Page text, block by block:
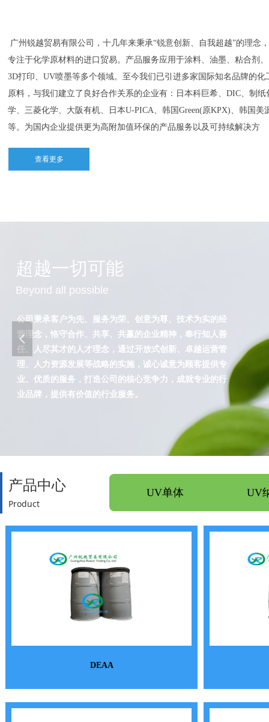
查看更多
广州锐越贸易有限公司，十几年来秉承“锐意创新、自我超越”的理念，
专注于化学原材料的进口贸易。产品服务应用于涂料、油墨、粘合剂、
3D打印、UV喷墨等多个领域。至今我们已引进多家国际知名品牌的化
原料，与我们建立了良好合作关系的企业有：日本科巨希、DIC、制纸
学、三菱化学、大阪有机、日本U-PICA、韩国Green(原KPX)、韩国美
等。为国内企业提供更为高附加值环保的产品服务以及可持续解决方
代理经销产品：）
DX-526P
3.制纸化学
814HS、350S等；
4.三菱丽阳 ： HEMA
5.美国伊士曼
醋酸丁酸纤维素：CAB-381-0.5、CAB-
2、CAB-381-20、CAB-551-0.2
ACMO®、DMAA® 、HEAA™、DEAA™是科
徵得科巨希化学股份有限公司之同意。
另外本公司还经销毕克化学BYK系列助剂和道康宁偶联剂。
广州锐越贸易有限公司 地址：广州市天河区沙太路268号八楼839
网址：www.gzruiyue.com E-mail：ruiyueco@163.com
公司秉承客户为先、服务为荣、创意为尊、技术为实的经
营理念，恪守合作、共享、共赢的企业精神，奉行知人善
任、人尽其才的人才理念，通过开放式创新、卓越运营管
理、人力资源发展等战略的实施，诚心诚意为顾客提供专
业、优质的服务，打造公司的核心竞争力，成就专业的行
业品牌，提供有价值的行业服务。
超越一切可能
Beyond all possible
넳
DEAA
产品中心
Product
UV单体 UV